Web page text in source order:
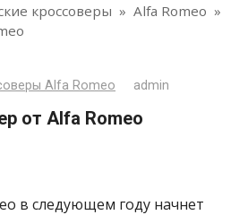
кроссоверы » Alfa Romeo »
Alfa Romeo admin
от Alfa Romeo
в следующем году начнет